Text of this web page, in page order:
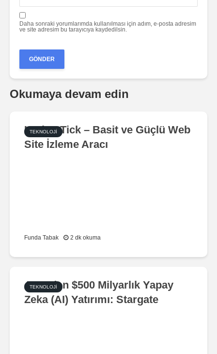
Daha sonraki yorumlarımda kullanılması için adım, e-posta adresim
ve site adresim bu tarayıcıya kaydedilsin.
Okumaya devam edin
TEKNOLOJI
UptimeTick – Basit ve Güçlü Web
Site İzleme Aracı
Funda Tabak 2 dk okuma
TEKNOLOJI
ABD’den $500 Milyarlık Yapay
Zeka (AI) Yatırımı: Stargate